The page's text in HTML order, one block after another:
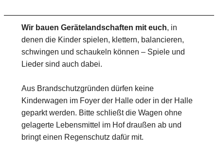
Wir bauen Gerätelandschaften mit euch, in
denen die Kinder spielen, klettern, balancieren,
schwingen und schaukeln können – Spiele und
Lieder sind auch dabei.
Aus Brandschutzgründen dürfen keine
Kinderwagen im Foyer der Halle oder in der Halle
geparkt werden. Bitte schließt die Wagen ohne
gelagerte Lebensmittel im Hof draußen ab und
bringt einen Regenschutz dafür mit.